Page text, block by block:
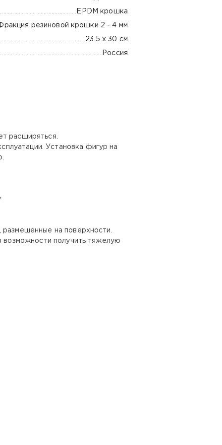
EPDM крошка
Фракция резиновой крошки 2 - 4 мм
23.5 х 30 см
Россия
расширяться.
Установка фигур на
на поверхности.
возможности получить тяжелую